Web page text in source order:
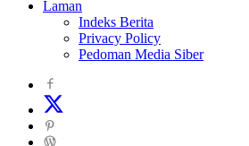
Laman
Indeks Berita
Privacy Policy
Pedoman Media Siber